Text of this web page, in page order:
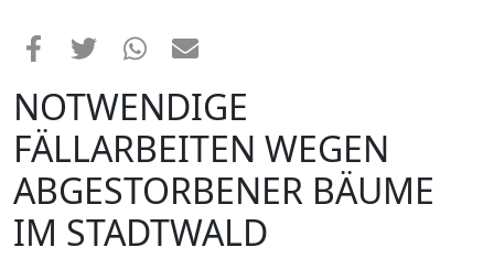
NOTWENDIGE
FÄLLARBEITEN WEGEN
ABGESTORBENER BÄUME
IM STADTWALD